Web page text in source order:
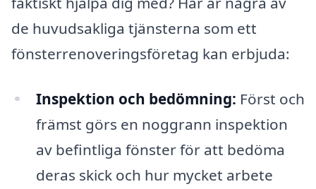
de huvudsakliga tjänsterna som ett
fönsterrenoveringsföretag kan erbjuda:
Inspektion och bedömning: Först och
främst görs en noggrann inspektion
av befintliga fönster för att bedöma
deras skick och hur mycket arbete